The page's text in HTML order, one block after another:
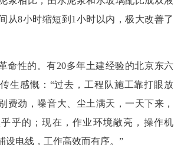
从8小时缩短到1小时以内，极大改善了
命性的。有20多年土建经验的北京东六
生感慨：“过去，工程队施工靠打眼放
费劲，噪音大、尘土满天，一天下来，
乎的；现在，作业环境敞亮，操作机
设电线，工作高效而有序。”